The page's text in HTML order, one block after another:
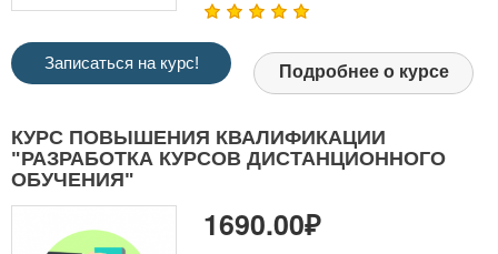
Записаться на курс! Подробнее о курсе
КУРС ПОВЫШЕНИЯ КВАЛИФИКАЦИИ
"РАЗРАБОТКА КУРСОВ ДИСТАНЦИОННОГО
ОБУЧЕНИЯ"
1690.00₽